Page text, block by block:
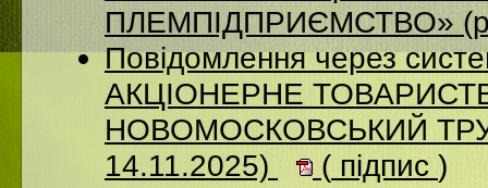
ПЛЕМПІДПРИЄМСТВО»
Повідомлення через
АКЦIОНЕРНЕ
НОВОМОСКОВСЬКИЙ
14.11.2025)
( підпис )